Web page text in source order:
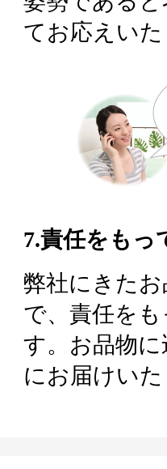
てお応えい
7.責任をもっ
弊社にきた
で、責任を
す。お品物
にお届けい